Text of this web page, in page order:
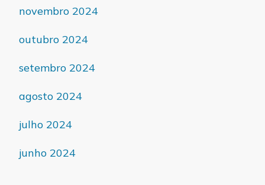
novembro 2024
outubro 2024
setembro 2024
agosto 2024
julho 2024
junho 2024